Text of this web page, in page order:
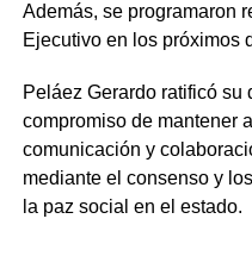
Además, se programaron
Ejecutivo en los próximos
Peláez Gerardo ratificó
compromiso de mantener
comunicación y
mediante el consenso y
la paz social en el estado.